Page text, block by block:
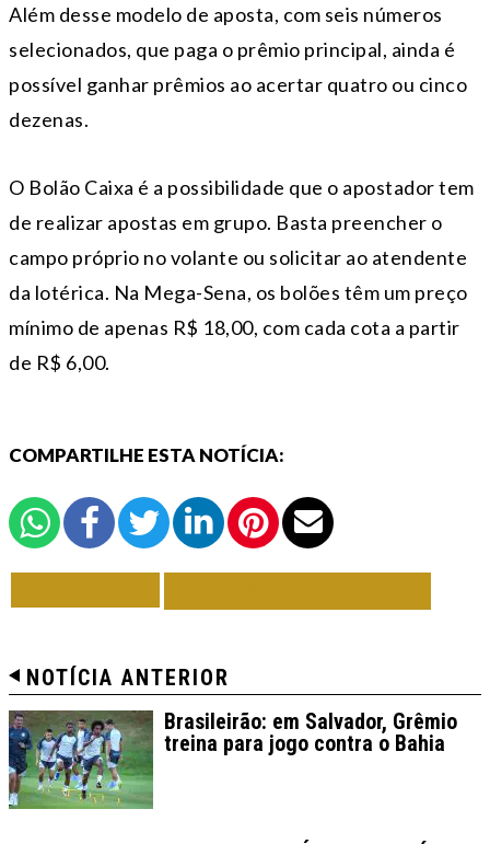
Além desse modelo de aposta, com seis números
selecionados, que paga o prêmio principal, ainda é
possível ganhar prêmios ao acertar quatro ou cinco
dezenas.
O Bolão Caixa é a possibilidade que o apostador tem
de realizar apostas em grupo. Basta preencher o
campo próprio no volante ou solicitar ao atendente
da lotérica. Na Mega-Sena, os bolões têm um preço
mínimo de apenas R$ 18,00, com cada cota a partir
de R$ 6,00.
COMPARTILHE ESTA NOTÍCIA:
NOTÍCIA ANTERIOR
Brasileirão: em Salvador, Grêmio
treina para jogo contra o Bahia